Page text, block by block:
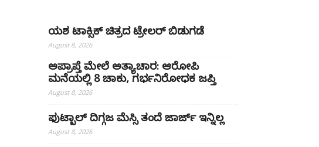
ಯಶ ಟಾಕ್ಸಿಕ್ ಚಿತ್ರದ ಟ್ರೇಲರ್ ಬಿಡುಗಡೆ
August 8, 2026
ಅಪ್ರಾಪ್ತೆ ಮೇಲೆ ಅತ್ಯಾಚಾರ: ಆರೋಪಿ
ಮನೆಯಲ್ಲಿ 8 ಚಾಕು, ಗರ್ಭನಿರೋಧಕ ಜಪ್ತಿ
August 8, 2026
ಫುಟ್ಬಾಲ್ ದಿಗ್ಗಜ ಮೆಸ್ಸಿ ತಂದೆ ಜಾರ್ಜ್ ಇನ್ನಿಲ್ಲ
August 8, 2026